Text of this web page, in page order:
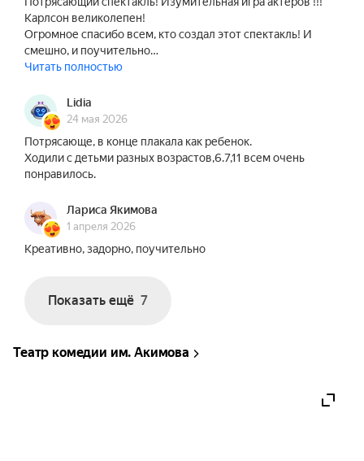
Карлсон великолепен!
Огромное спасибо всем, кто создал этот спектакль! И
смешно, и поучительно…
Читать полностью
Lidia
24 мая 2026
Потрясающе, в конце плакала как ребенок.
Ходили с детьми разных возрастов,6.7,11 всем очень
понравилось.
Лариса Якимова
1 апреля 2026
Креативно, задорно, поучительно
Показать ещё 7
Театр комедии им. Акимова